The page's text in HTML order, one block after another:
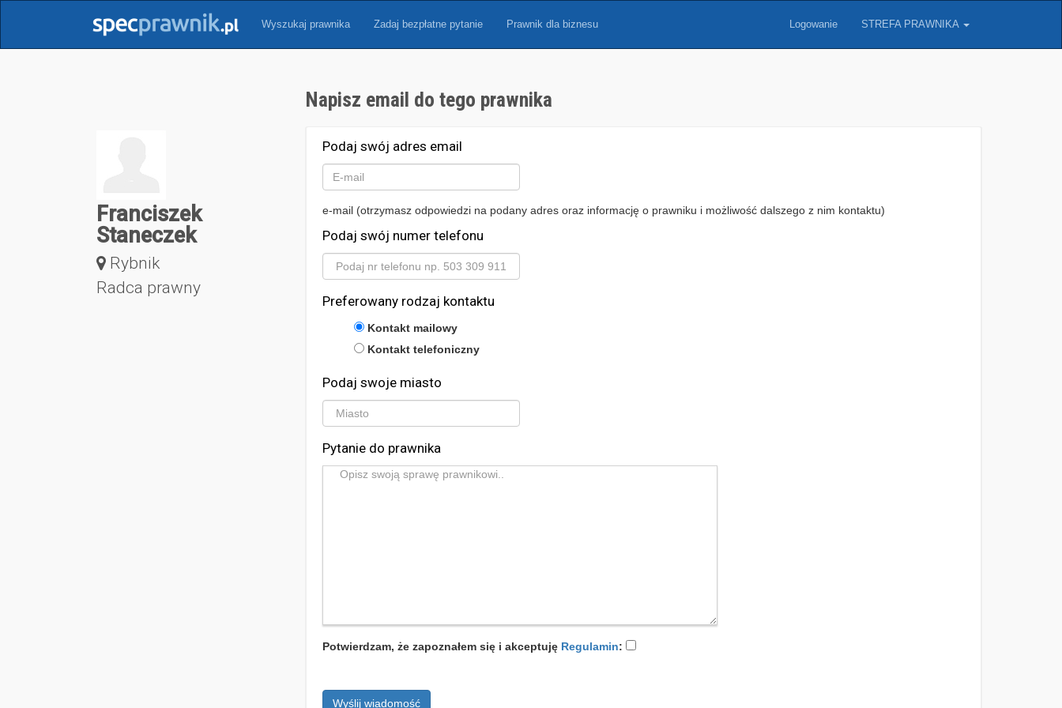
Wyszukaj prawnika Zadaj bezpłatne pytanie Prawnik dla biznesu Logowanie STREFA PRAWNIKA
Napisz email do tego prawnika
Franciszek
Staneczek
Rybnik
Radca prawny
Podaj swój adres email
e-mail (otrzymasz odpowiedzi na podany adres oraz informację o prawniku i możliwość dalszego z nim kontaktu)
Podaj swój numer telefonu
Preferowany rodzaj kontaktu
Kontakt mailowy
Kontakt telefoniczny
Podaj swoje miasto
Pytanie do prawnika
Potwierdzam, że zapoznałem się i akceptuję Regulamin:
Wyślij wiadomość